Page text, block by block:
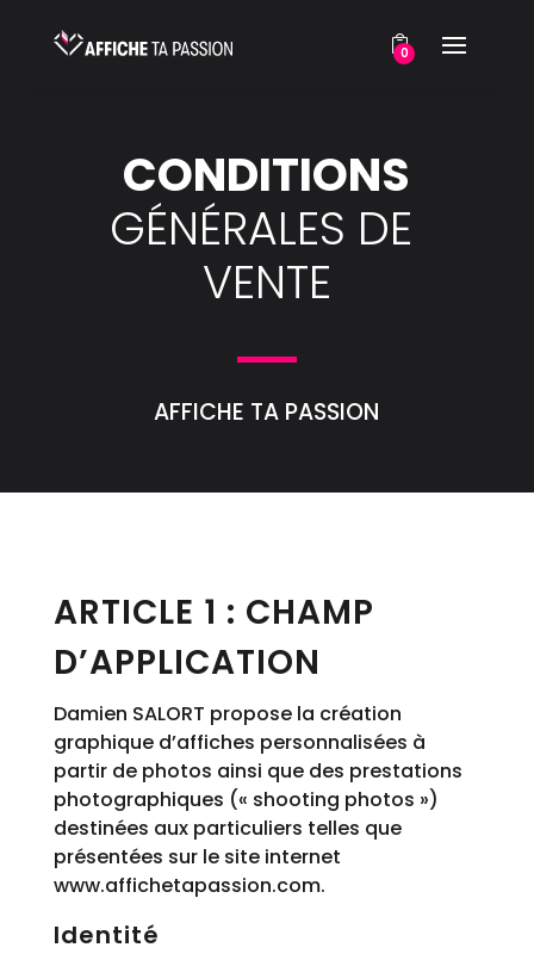
0
CONDITIONS
GÉNÉRALES DE
VENTE
AFFICHE TA PASSION
ARTICLE 1 : CHAMP
D’APPLICATION
Damien SALORT propose la création
graphique d’affiches personnalisées à
partir de photos ainsi que des prestations
photographiques (« shooting photos »)
destinées aux particuliers telles que
présentées sur le site internet
www.affichetapassion.com.
Identité